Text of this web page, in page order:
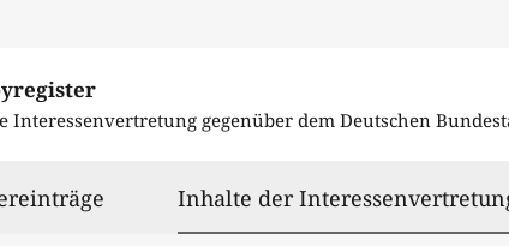
Interessenvertretung gegenüber dem Deutschen
Inhalte der